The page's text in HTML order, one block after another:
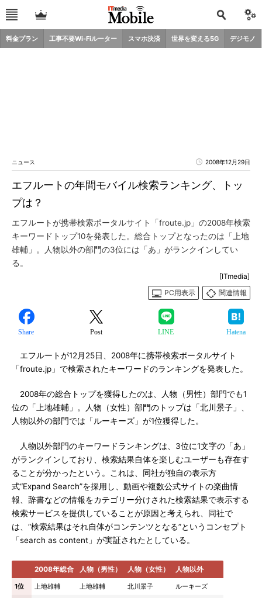
料金プラン 工事不要Wi-Fiルーター スマホ決済 世界を変える5G デジモノ
ニュース 2008年12月29日
エフルートの年間モバイル検索ランキング、トッ
プは？
エフルートが携帯検索ポータルサイト「froute.jp」の2008年検索
キーワードトップ10を発表した。総合トップとなったのは「上地
雄輔」。人物以外の部門の3位には「あ」がランクインしてい
る。
[ITmedia]
PC用表示
関連情報
Share Post LINE Hatena
エフルートが12月25日、2008年に携帯検索ポータルサイト
「froute.jp」で検索されたキーワードのランキングを発表した。
2008年の総合トップを獲得したのは、人物（男性）部門でも1
位の「上地雄輔」。人物（女性）部門のトップは「北川景子」、
人物以外の部門では「ルーキーズ」が1位獲得した。
人物以外部門のキーワードランキングは、3位に1文字の「あ」
がランクインしており、検索結果自体を楽しむユーザーも存在す
ることが分かったという。これは、同社が独自の表示方
式“Expand Search”を採用し、動画や複数公式サイトの楽曲情
報、辞書などの情報をカテゴリー分けされた検索結果で表示する
検索サービスを提供していることが原因と考えられ、同社で
は、“検索結果はそれ自体がコンテンツとなる”というコンセプト
「search as content」が実証されたとしている。
2008年総合 人物（男性） 人物（女性） 人物以外
1位 上地雄輔 上地雄輔 北川景子
ルーキーズ